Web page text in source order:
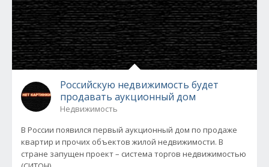
Российскую недвижимость будет
продавать аукционный дом
Недвижимость
В России появился первый аукционный дом по продаже
квартир и прочих объектов жилой недвижимости. В
стране запущен проект – система торгов недвижимостью